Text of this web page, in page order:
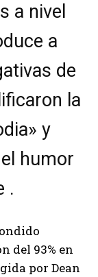
a nivel
a
de
la
y
humor
.
del 93% en
por Dean